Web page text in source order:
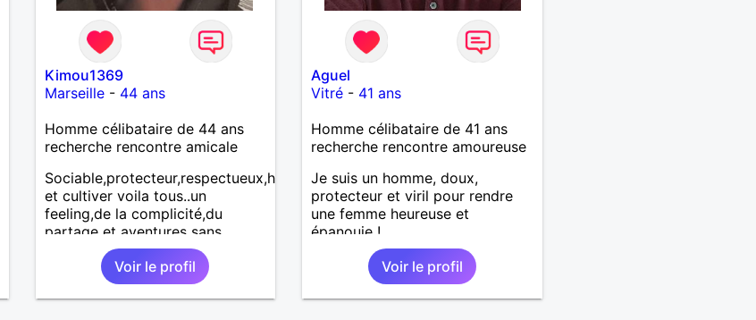
Kimou1369
Marseille- 44 ans
Homme célibataire de 44 ans
recherche rencontre amicale
Sociable,protecteur,respectueux,humble
et cultiver voila tous..un
feeling,de la complicité,du
partage et aventures sans
projections et prise de tete la
vie est trop courte
Voir le profil
Aguel
Vitré - 41 ans
Homme célibataire de 41 ans
recherche rencontre amoureuse
Je suis un homme, doux,
protecteur et viril pour rendre
une femme heureuse et
épanouie !
Voir le profil